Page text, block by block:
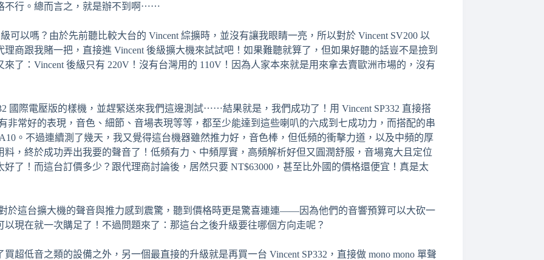
不行。總而言之，就是辦不到啊⋯⋯
可以嗎？由於先前聽比較大台的 Vincent 綜擴時，並沒有讓我眼睛一亮，所以對於 Vincent SV200 以
商跟我賭一把，直接進 Vincent 後級擴大機來試試吧！如果難聽就算了，但如果好聽的話豈不是撿到
了：Vincent 後級只有 220V！沒有台灣用的 110V！因為人家本來就是用來拿去賣歐洲市場的，沒有
國際電壓版的樣機，並趕緊送來我們這邊測試⋯⋯結果就是，我們成功了！用 Vincent SP332 直接搭
非常好的表現，音色、細節、音場表現等等，都至少能達到這些喇叭的六成到七成功力，而搭配的串
。不過連續測了幾天，我又覺得這台機器雖然推力好，音色棒，但低頻的衝擊力道，以及中頻的厚
，終於成功弄出我要的聲音了！低頻有力、中頻厚實，高頻解析好但又圓潤舒服，音場寬大且定位
了！而這台訂價多少？跟代理商討論後，居然只要 NT$63000，甚至比外國的價格還便宜！真是太
對於這台擴大機的聲音與推力感到震驚，聽到價格時更是驚喜連連——因為他們的音響預算可以大砍一
現在就一次購足了！不過問題來了：那這台之後升級要往哪個方向走呢？
超低音之類的設備之外，另一個最直接的升級就是再買一台 Vincent SP332，直接做 mono mono 單聲